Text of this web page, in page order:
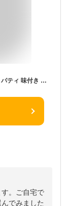
無添加 高品質 放牧 黒豚 放牧豚 冷凍 ハンバーガー パティ 味付き 4枚 ナチュラルポーク ハンバーガーパティ ポークパティ ハンバーグ パティ パテ あらびき ミンチ ホルモン剤不使用 抗生物質不使用
。ご自宅で
でみました